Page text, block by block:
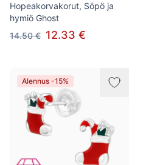
Hopeakorvakorut, Söpö ja
hymiö Ghost
14.50 € 12.33 €
Alennus -15%